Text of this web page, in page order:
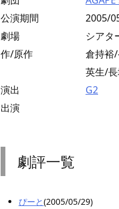
公演期間
2005/
劇場
シアタ
作/原作
倉持裕
英生/
演出
G2
出演
劇評一覧
ぴーと(2005/05/29)